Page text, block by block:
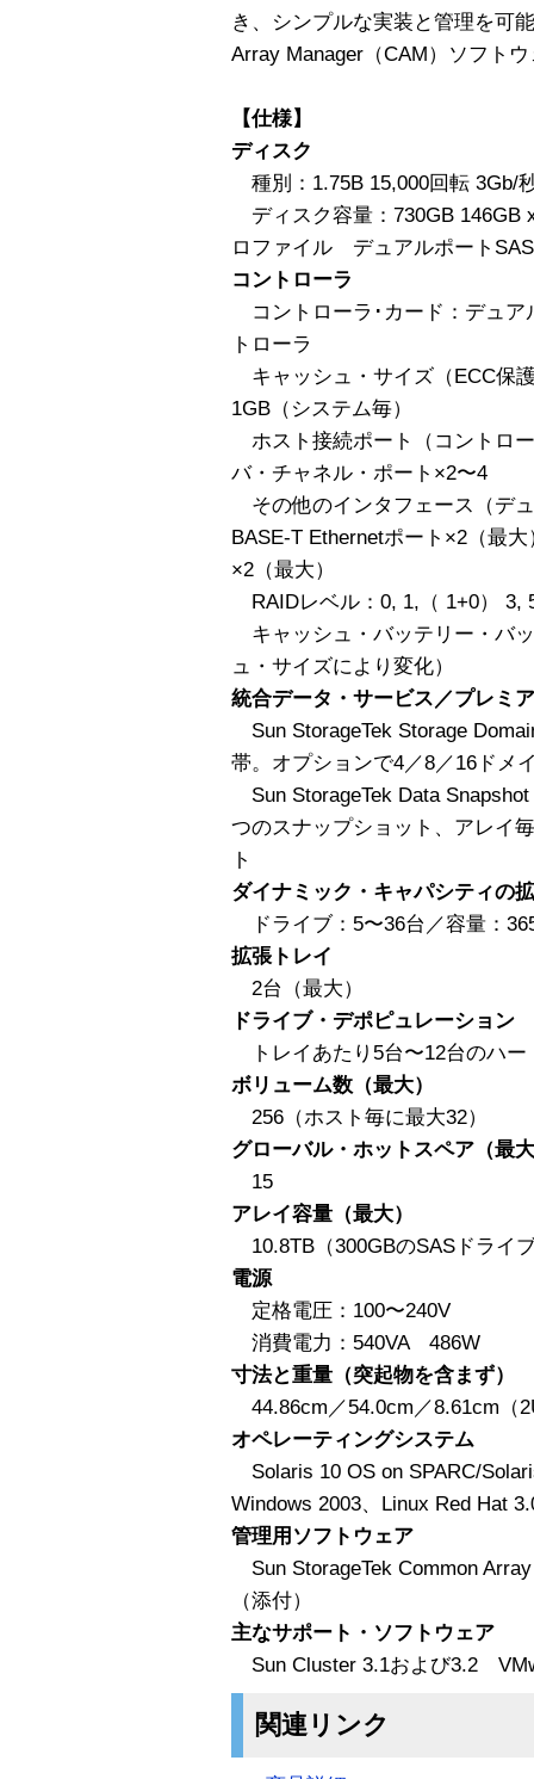
き、シンプルな実装と管理を可
Array Manager（CAM）ソフトウ
【仕様】
ディスク
種別：1.75B 15,000回転 3Gb/
ディスク容量：730GB
ロファイル デュアルポートSAS
コントローラ
コントローラ･カード：デュア
トローラ
キャッシュ・サイズ（ECC保
1GB（システム毎）
ホスト接続ポート（コントロ
バ・チャネル・ポート×2〜4
その他のインタフェース（デ
BASE-T Ethernetポート×2（最
×2（最大）
RAIDレベル：0, 1,（ 1+0） 3,
キャッシュ・バッテリー・バ
ュ・サイズにより変化）
統合データ・サービス／プレミ
Sun StorageTek Storage
帯。オプションで4／8／16ドメ
Sun StorageTek Data
つのスナップショット、アレイ
ト
ダイナミック・キャパシティの
ドライブ：5〜36台／容量：
拡張トレイ
2台（最大）
ドライブ・デポピュレーション
トレイあたり5台〜12台のハー
ボリューム数（最大）
256（ホスト毎に最大32）
グローバル・ホットスペア（最
15
アレイ容量（最大）
10.8TB（300GBのSASドライ
電源
定格電圧：100〜240V
消費電力：540VA 486W
寸法と重量（突起物を含まず）
44.86cm／54.0cm／8.61cm（
オペレーティングシステム
Solaris 10 OS on SPARC/
Windows 2003、Linux Red Hat
管理用ソフトウェア
Sun StorageTek Common
（添付）
主なサポート・ソフトウェア
Sun Cluster 3.1および3.2
関連リンク